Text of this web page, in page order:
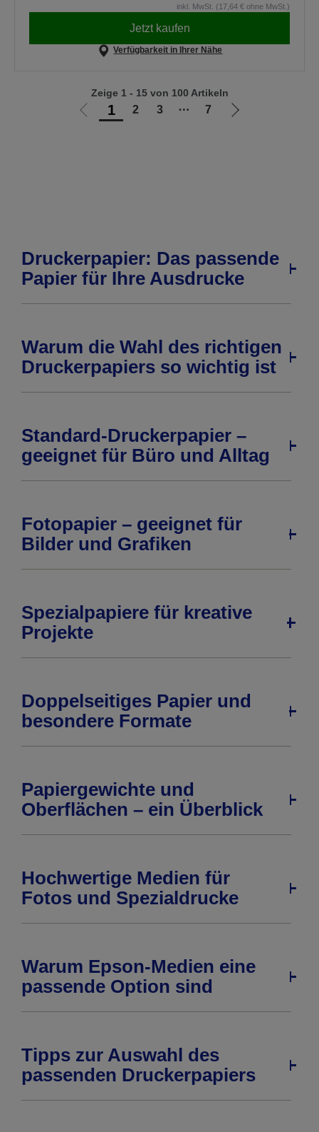
inkl. MwSt. (17,64 € ohne MwSt.)
Jetzt kaufen
Verfügbarkeit in Ihrer Nähe
Zur
1 2 3 ⋯ 7
Zur
Zeige 1 - 15 von 100 Artikeln
Druckerpapier: Das passende
Papier für Ihre Ausdrucke
Warum die Wahl des richtigen
Druckerpapiers so wichtig ist
Standard-Druckerpapier –
geeignet für Büro und Alltag
Fotopapier – geeignet für
Bilder und Grafiken
Spezialpapiere für kreative
Projekte
Doppelseitiges Papier und
besondere Formate
Papiergewichte und
Oberflächen – ein Überblick
Hochwertige Medien für
Fotos und Spezialdrucke
Warum Epson-Medien eine
passende Option sind
Tipps zur Auswahl des
passenden Druckerpapiers